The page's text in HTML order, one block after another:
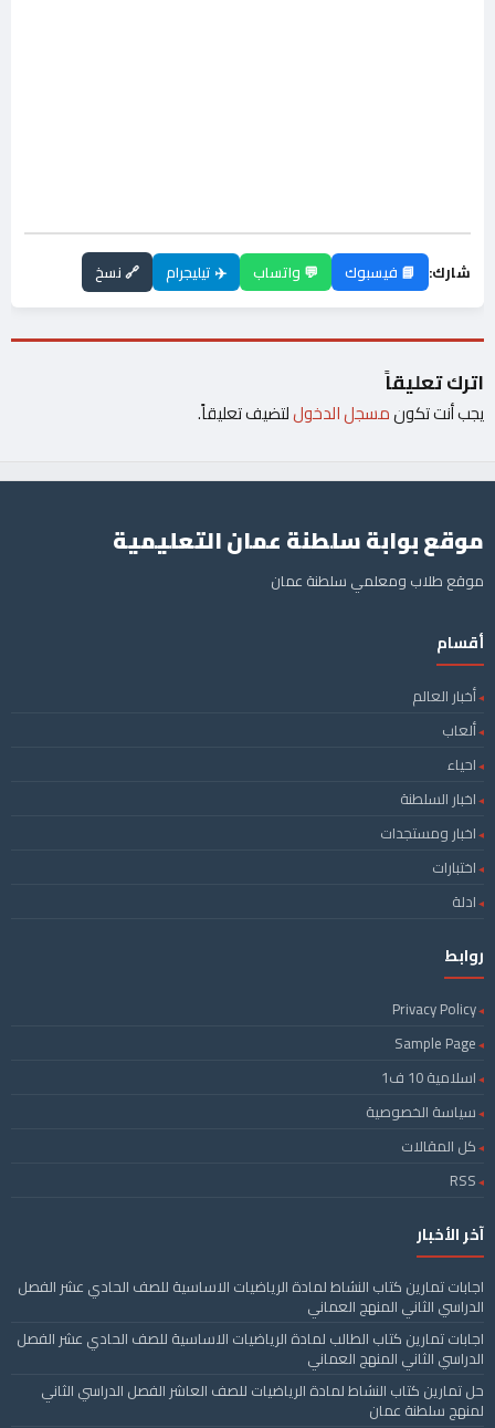
شارك: 📘 فيسبوك 💬 واتساب ✈️ تيليجرام 🔗 نسخ
اترك تعليقاً
يجب أنت تكونمسجل الدخوللتضيف تعليقاً.
موقع بوابة سلطنة عمان التعليمية
موقع طلاب ومعلمي سلطنة عمان
أقسام
أخبار العالم
ألعاب
احياء
اخبار السلطنة
اخبار ومستجدات
اختبارات
ادلة
روابط
Privacy Policy
Sample Page
اسلامية 10 ف1
سياسة الخصوصية
كل المقالات
RSS
آخر الأخبار
اجابات تمارين كتاب النشاط لمادة الرياضيات الاساسية للصف الحادي عشر الفصل
الدراسي الثاني المنهج العماني
اجابات تمارين كتاب الطالب لمادة الرياضيات الاساسية للصف الحادي عشر الفصل
الدراسي الثاني المنهج العماني
حل تمارين كتاب النشاط لمادة الرياضيات للصف العاشر الفصل الدراسي الثاني
لمنهج سلطنة عمان